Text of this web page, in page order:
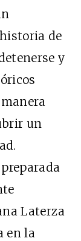
de
y
un
Laterza
en la